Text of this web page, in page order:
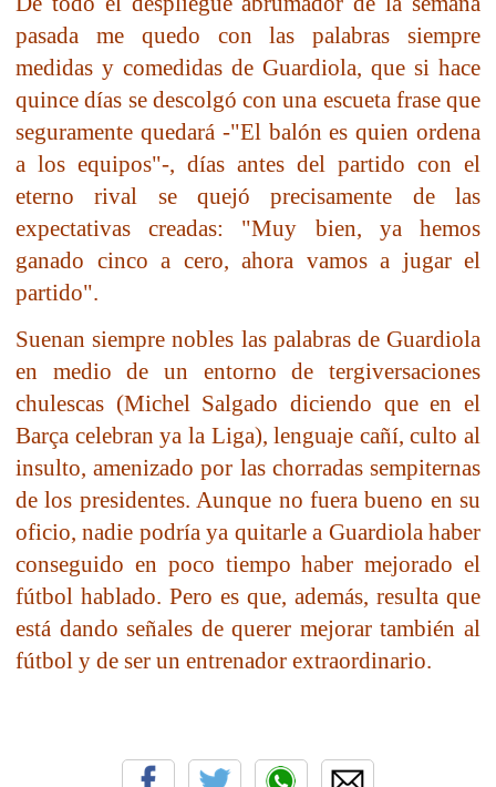
pasada me quedo con las palabras siempre
medidas y comedidas de Guardiola, que si hace
quince días se descolgó con una escueta frase que
seguramente quedará -"El balón es quien ordena
a los equipos"-, días antes del partido con el
eterno rival se quejó precisamente de las
expectativas creadas: "Muy bien, ya hemos
ganado cinco a cero, ahora vamos a jugar el
partido".
Suenan siempre nobles las palabras de Guardiola
en medio de un entorno de tergiversaciones
chulescas (Michel Salgado diciendo que en el
Barça celebran ya la Liga), lenguaje cañí, culto al
insulto, amenizado por las chorradas sempiternas
de los presidentes. Aunque no fuera bueno en su
oficio, nadie podría ya quitarle a Guardiola haber
conseguido en poco tiempo haber mejorado el
fútbol hablado. Pero es que, además, resulta que
está dando señales de querer mejorar también al
fútbol y de ser un entrenador extraordinario.